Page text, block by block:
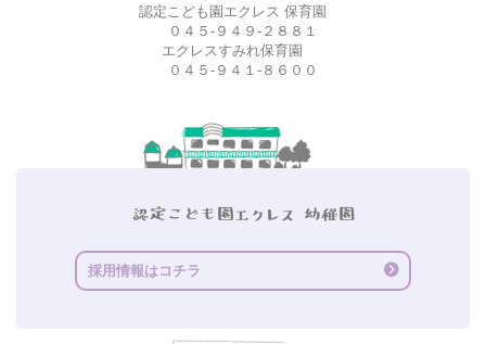
認定こども園エクレス 保育園
０４５-９４９-２８８１
エクレスすみれ保育園
０４５-９４１-８６００
採用情報はコチラ